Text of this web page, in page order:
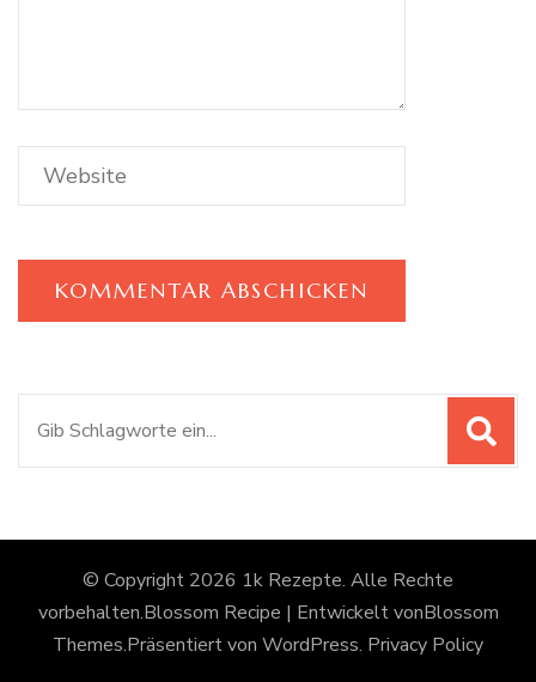
© Copyright 2026 1k Rezepte. Alle Rechte
vorbehalten.Blossom Recipe | Entwickelt vonBlossom
Themes.Präsentiert von WordPress. Privacy Policy